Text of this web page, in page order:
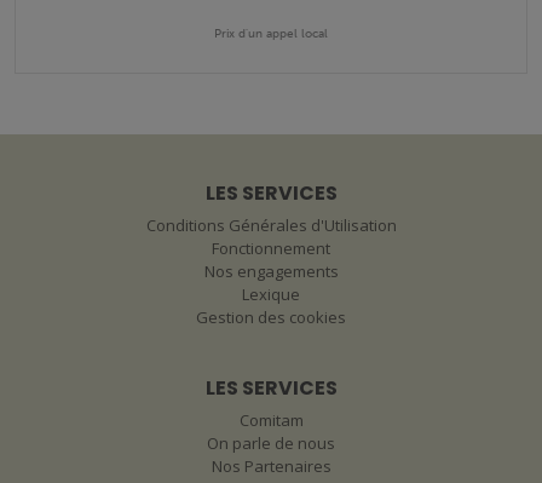
Prix d'un appel local
LES SERVICES
Conditions Générales d'Utilisation
Fonctionnement
Nos engagements
Lexique
Gestion des cookies
LES SERVICES
Comitam
On parle de nous
Nos Partenaires